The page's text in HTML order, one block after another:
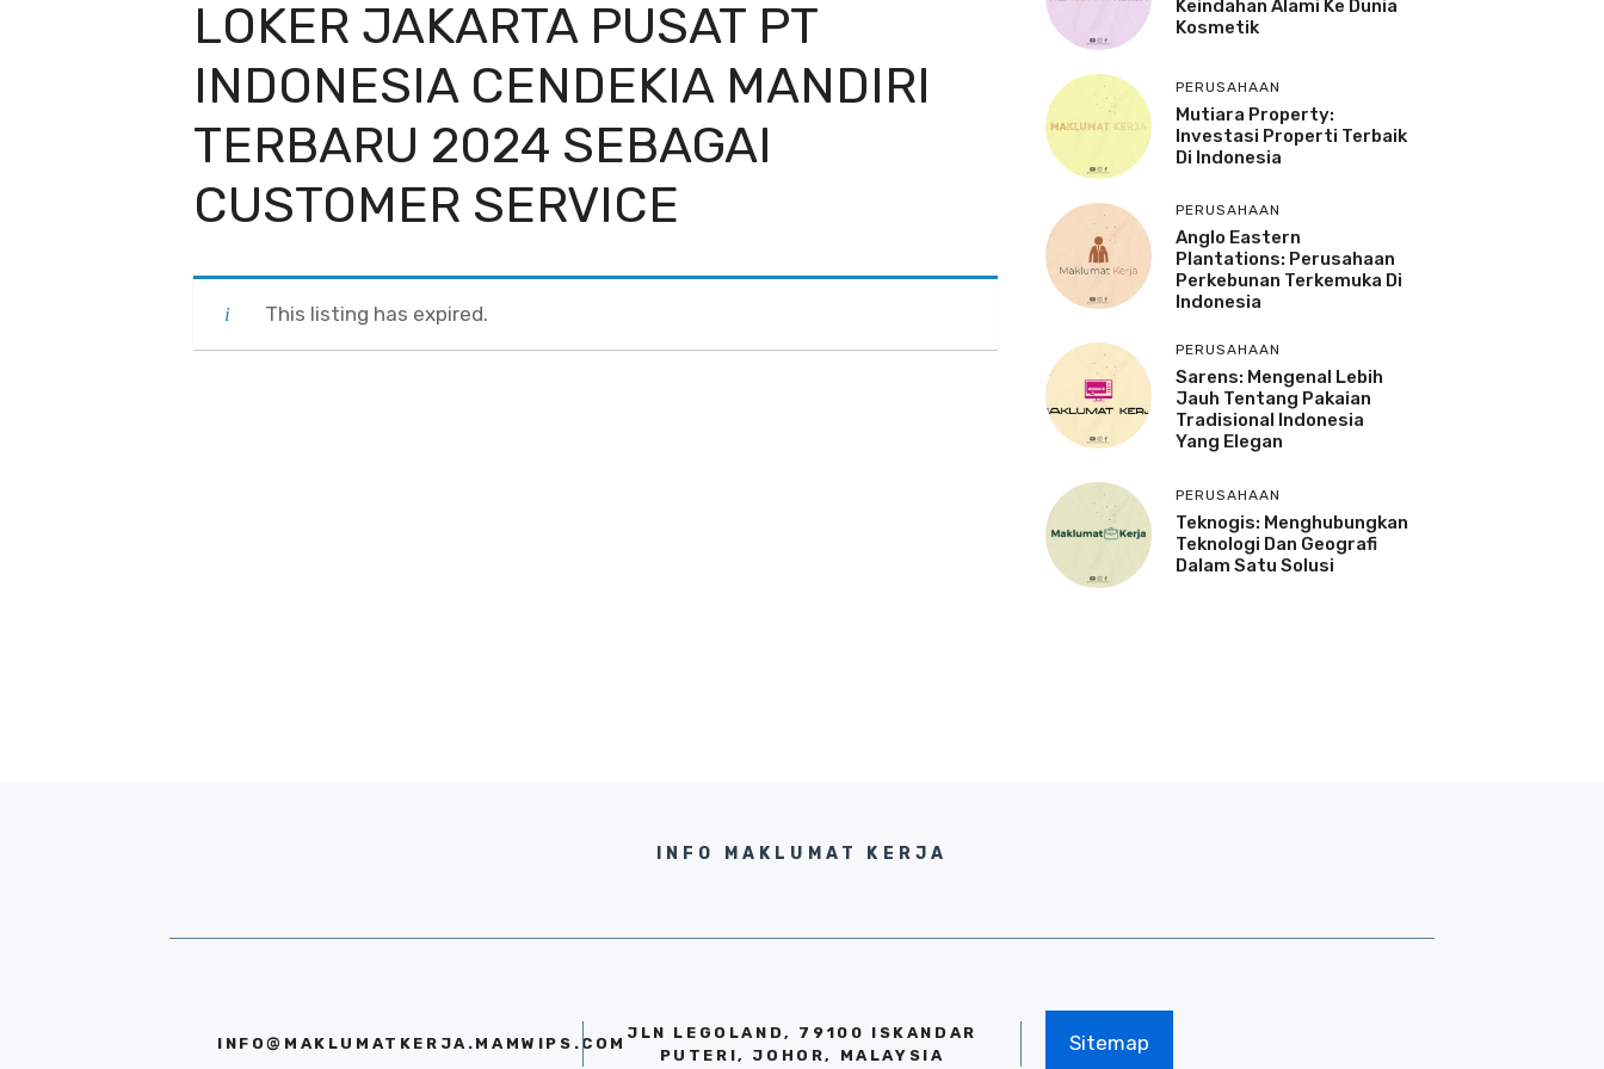
LOKER JAKARTA PUSAT PT
INDONESIA CENDEKIA MANDIRI
TERBARU 2024 SEBAGAI
CUSTOMER SERVICE
This listing has expired.
Keindahan Alami Ke Dunia
Kosmetik
PERUSAHAAN
Mutiara Property:
Investasi Properti Terbaik
Di Indonesia
PERUSAHAAN
Anglo Eastern
Plantations: Perusahaan
Perkebunan Terkemuka Di
Indonesia
PERUSAHAAN
Sarens: Mengenal Lebih
Jauh Tentang Pakaian
Tradisional Indonesia
Yang Elegan
PERUSAHAAN
Teknogis: Menghubungkan
Teknologi Dan Geografi
Dalam Satu Solusi
INFO MAKLUMAT KERJA
INFO@MAKLUMATKERJA.MAMWIPS.COM
JLN LEGOLAND, 79100 ISKANDAR
PUTERI, JOHOR, MALAYSIA
Sitemap